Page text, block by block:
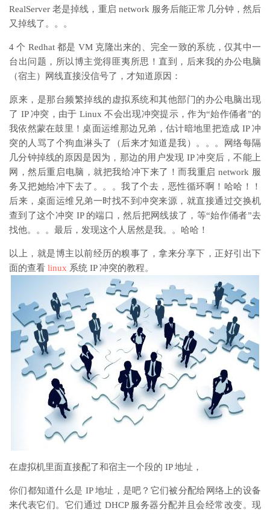
RealServer 老是掉线，重启 network 服务后能正常几分钟，然后
又掉线了。。。
4 个 Redhat 都是 VM 克隆出来的、完全一致的系统，仅其中一
台出问题，所以博主觉得匪夷所思！直到，后来我的办公电脑
（宿主）网线直接没信号了，才知道原因：
原来，是那台频繁掉线的虚拟系统和其他部门的办公电脑出现
了 IP 冲突，由于 Linux 不会出现冲突提示，作为“始作俑者”的
我依然蒙在鼓里！桌面运维那边兄弟，估计暗地里把造成 IP 冲
突的人骂了个狗血淋头了（后来才知道是我）。。。网络每隔
几分钟掉线的原因是因为，那边的用户发现 IP 冲突后，不能上
网，然后重启电脑，就把我给冲下来了！而我重启 network 服
务又把她给冲下去了。。。我了个去，恶性循环啊！哈哈！！
后来，桌面运维兄弟一时找不到冲突来源，就直接通过交换机
查到了这个冲突 IP 的端口，然后把网线拔了，等“始作俑者”去
找他。。。最后，发现这个人居然是我。。哈哈！
以上，就是博主以前经历的糗事了，拿来分享下，正好引出下
面的查看 linux 系统 IP 冲突的教程。
在虚拟机里面直接配了和宿主一个段的 IP 地址，
你们都知道什么是 IP 地址，是吧？它们被分配给网络上的设备
来代表它们。它们通过 DHCP 服务器分配并且会经常改变。现